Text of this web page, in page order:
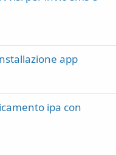
app
ipa con